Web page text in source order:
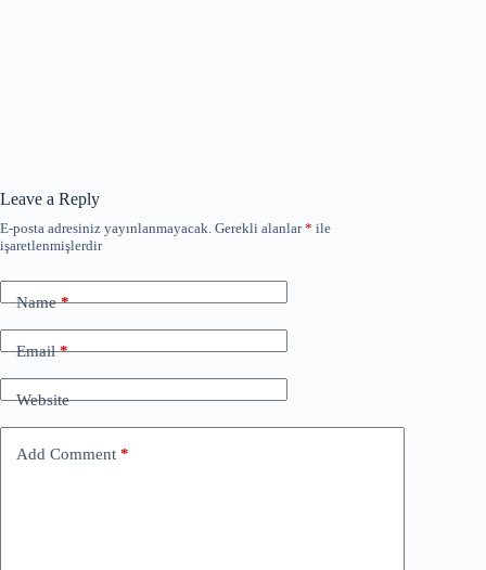
Leave a Reply
E-posta adresiniz yayınlanmayacak. Gerekli alanlar* ile
işaretlenmişlerdir
Name*
Email*
Website
Add Comment *